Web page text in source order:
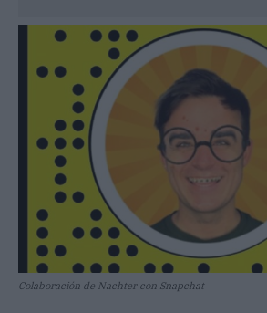
Colaboración de Nachter con Snapchat